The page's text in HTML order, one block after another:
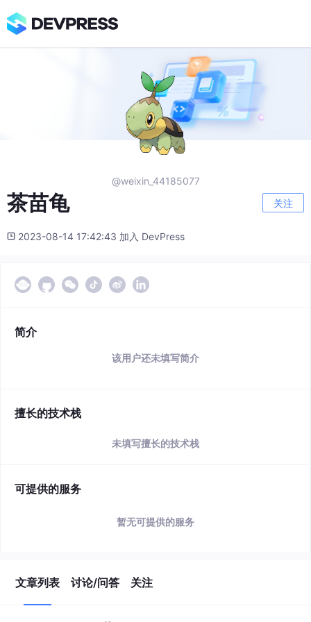
@weixin_44185077
茶苗龟 关注
2023-08-14 17:42:43 加入 DevPress
简介
该用户还未填写简介
擅长的技术栈
未填写擅长的技术栈
可提供的服务
暂无可提供的服务
文章列表 讨论/问答 关注